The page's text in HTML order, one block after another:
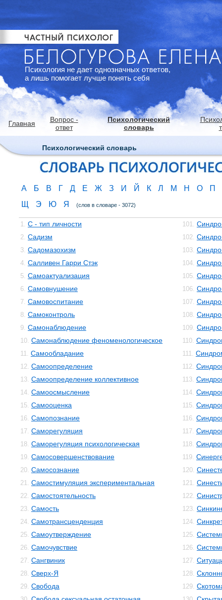
Психология не дает однозначных ответов,
а лишь помогает лучше понять себя
Главная
Вопрос -
ответ
Психологический
словарь
Психологический словарь
А Б В Г Д Е Ж З И Й К Л М Н О
П
Щ
Э Ю Я (слов в словаре - 3072)
1. С - тип личности
2. Садизм
3. Садомазохизм
4. Салливен Гарри Стэк
5. Самоактуализация
6. Самовнушение
7. Самовоспитание
8. Самоконтроль
9. Самонаблюдение
10. Самонаблюдение феноменологическое
11. Самообладание
12. Самоопределение
13. Самоопределение коллективное
14. Самоосмысление
15. Самооценка
16. Самопознание
17. Саморегуляция
18. Саморегуляция психологическая
19. Самосовершенствование
20. Самосознание
21. Самостимуляция экспериментальная
22. Самостоятельность
23. Самость
24. Самотрансценденция
25. Самоутверждение
26. Самочувствие
27. Сангвиник
28. Сверх-Я
29. Свобода
101.
102.
103.
104.
105.
106.
107.
108.
109.
110.
111.
112.
113.
114.
115.
116.
117.
118.
119.
120.
121.
122.
123.
124.
125.
126.
127.
128.
129.